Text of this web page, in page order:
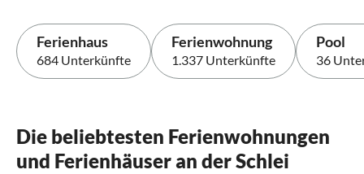
Ferienhaus
684 Unterkünfte
Ferienwohnung
1.337 Unterkünfte
Pool
36
Die beliebtesten Ferienwohnungen
und Ferienhäuser an der Schlei